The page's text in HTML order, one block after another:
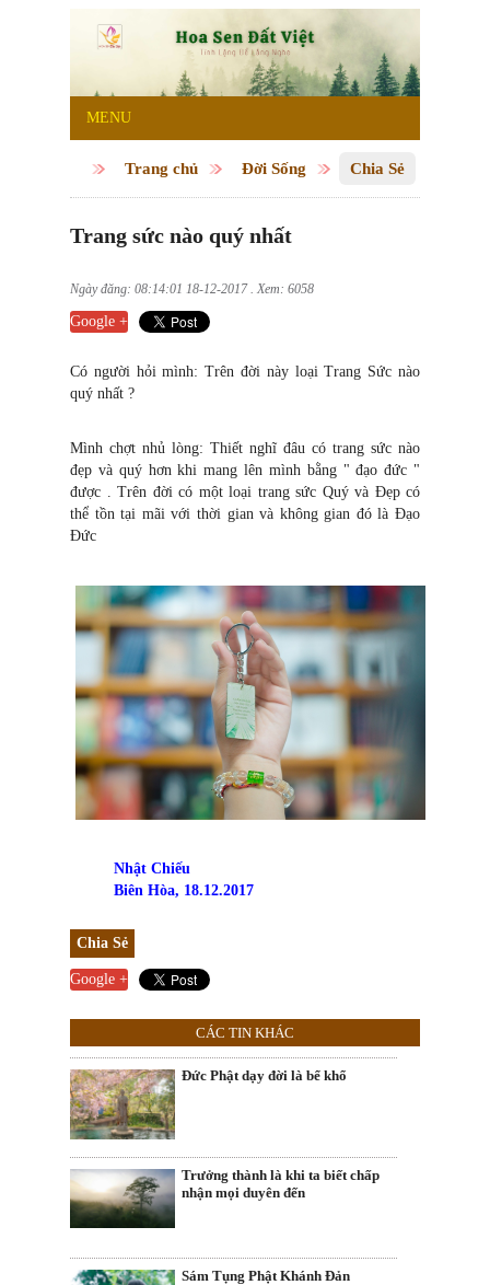
MENU
Trang chủ Đời Sống Chia Sẻ
Trang sức nào quý nhất
Ngày đăng: 08:14:01 18-12-2017 . Xem: 6058
Google +
Có người hỏi mình: Trên đời này loại Trang Sức nào
quý nhất ?
Mình chợt nhủ lòng: Thiết nghĩ đâu có trang sức nào
đẹp và quý hơn khi mang lên mình bằng " đạo đức "
được . Trên đời có một loại trang sức Quý và Đẹp có
thể tồn tại mãi với thời gian và không gian đó là Đạo
Đức
Nhật Chiếu
Biên Hòa, 18.12.2017
Chia Sẻ
Google +
CÁC TIN KHÁC
Đức Phật dạy đời là bể khổ
Trưởng thành là khi ta biết chấp
nhận mọi duyên đến
Sám Tụng Phật Khánh Đản